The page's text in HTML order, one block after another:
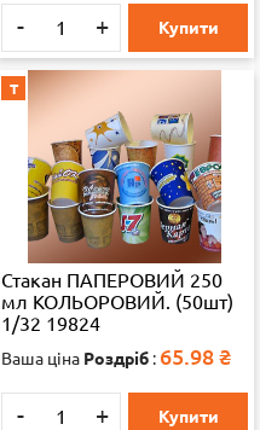
- + Купити
Т
Стакан ПАПЕРОВИЙ 250
мл КОЛЬОРОВИЙ. (50шт)
1/32 19824
Ваша ціна Роздріб : 65.98 ₴
- + Купити